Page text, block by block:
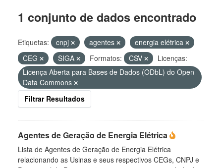
1 conjunto de dados encontrado
Etiquetas: cnpj agentes
energia elétrica
CEG
SIGA Formatos: CSV
Licenças:
Licença Aberta para Bases de Dados (ODbL) do Open
Data Commons
Filtrar Resultados
Agentes de Geração de Energia Elétrica
Lista de Agentes de Geração de Energia Elétrica
relacionando as Usinas e seus respectivos CEGs, CNPJ e